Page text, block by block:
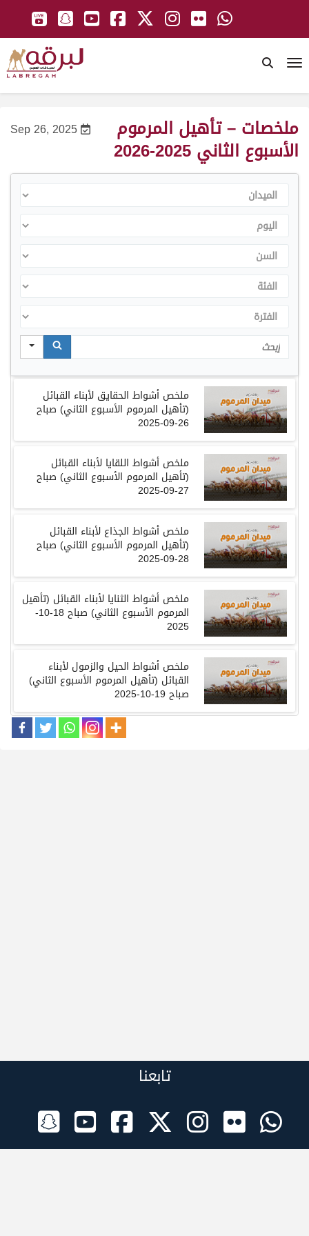
Sep 26, 2025 ملخصات – تأهيل المرموم
الأسبوع الثاني 2025-2026
الميدان
اليوم
السن
الفئة
الفترة
Search
ملخص أشواط الحقايق لأبناء القبائل
(تأهيل المرموم الأسبوع الثاني) صباح
26-09-2025
ملخص أشواط اللقايا لأبناء القبائل
(تأهيل المرموم الأسبوع الثاني)صباح
27-09-2025
ملخص أشواط الجذاع لأبناء القبائل
(تأهيل المرموم الأسبوع الثاني)صباح
28-09-2025
ملخص أشواط الثنايا لأبناء القبائل (تأهيل
المرموم الأسبوع الثاني)صباح 18-10-
2025
ملخص أشواط الحيل والزمول لأبناء
القبائل (تأهيل المرموم الأسبوع الثاني)
صباح19-10-2025
تابعنا